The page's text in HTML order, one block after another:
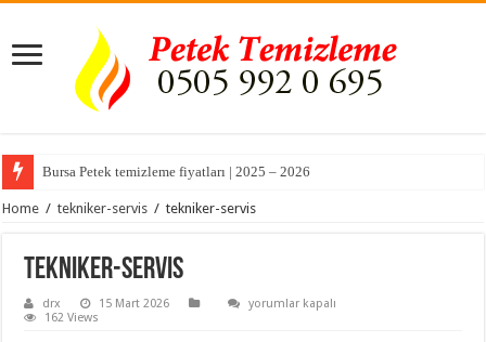
Bursa Petek temizleme fiyatları | 2025 – 2026
Home / tekniker-servis / tekniker-servis
tekniker-servis
drx 15 Mart 2026
tekniker-
yorumlar kapalı
162 Views